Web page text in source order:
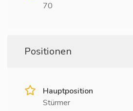
70
Positionen
Hauptposition
Stürmer